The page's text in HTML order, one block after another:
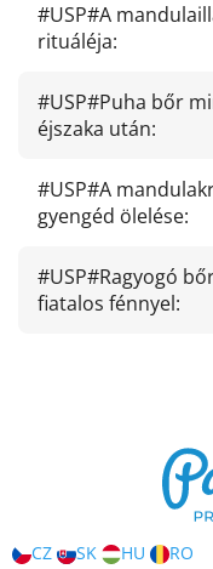
#USP#A
rituáléja:
#USP#Puha bőr
éjszaka után:
#USP#A
gyengéd ölelése:
#USP#Ragyogó
fiatalos fénnyel:
CZ SK HU RO